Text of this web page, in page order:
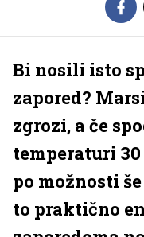
Bi nosili isto
zapored?
zgrozi, a če
temperaturi
po možnosti
to praktično